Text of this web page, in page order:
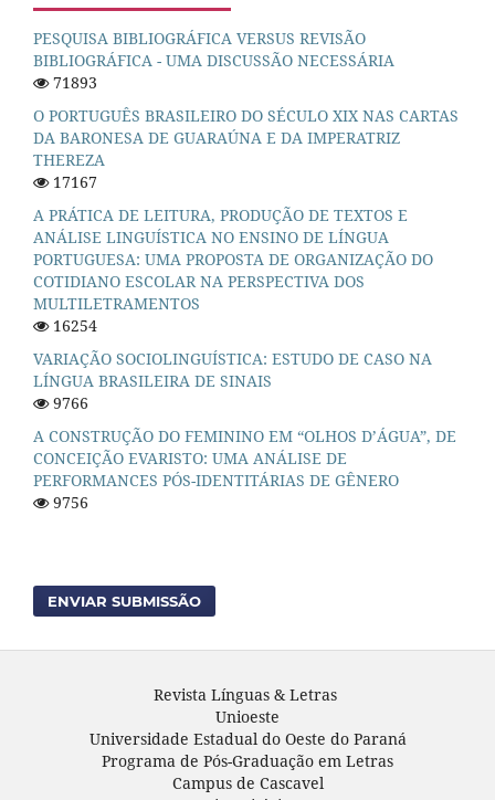
PESQUISA BIBLIOGRÁFICA VERSUS REVISÃO
BIBLIOGRÁFICA - UMA DISCUSSÃO NECESSÁRIA
71893
O PORTUGUÊS BRASILEIRO DO SÉCULO XIX NAS CARTAS
DA BARONESA DE GUARAÚNA E DA IMPERATRIZ
THEREZA
17167
A PRÁTICA DE LEITURA, PRODUÇÃO DE TEXTOS E
ANÁLISE LINGUÍSTICA NO ENSINO DE LÍNGUA
PORTUGUESA: UMA PROPOSTA DE ORGANIZAÇÃO DO
COTIDIANO ESCOLAR NA PERSPECTIVA DOS
MULTILETRAMENTOS
16254
VARIAÇÃO SOCIOLINGUÍSTICA: ESTUDO DE CASO NA
LÍNGUA BRASILEIRA DE SINAIS
9766
A CONSTRUÇÃO DO FEMININO EM “OLHOS D’ÁGUA”, DE
CONCEIÇÃO EVARISTO: UMA ANÁLISE DE
PERFORMANCES PÓS-IDENTITÁRIAS DE GÊNERO
9756
ENVIAR SUBMISSÃO
Revista Línguas & Letras
Unioeste
Universidade Estadual do Oeste do Paraná
Programa de Pós-Graduação em Letras
Campus de Cascavel